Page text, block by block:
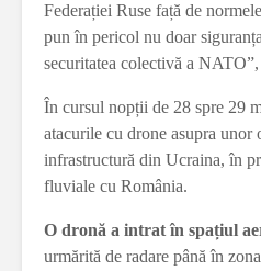
Federației Ruse față de
pun în pericol nu doar
securitatea colectivă a
În cursul nopții de 28 spre 29
atacurile cu drone asupra
infrastructură din Ucraina, în
fluviale cu România.
O dronă a intrat în spațiul
urmărită de radare până în